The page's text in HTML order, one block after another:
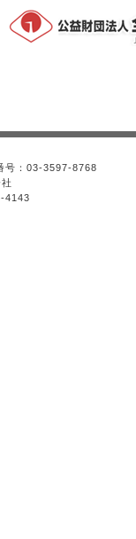
号：03-3597-8768
4143